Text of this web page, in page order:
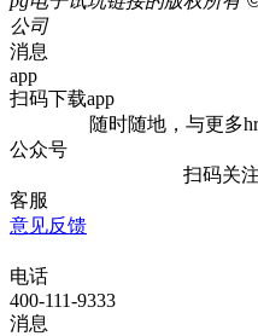
公司
消息
app
扫码下载app
随时随地，与更多
公众号
扫码关
客服
意见反馈
电话
400-111-9333
消息